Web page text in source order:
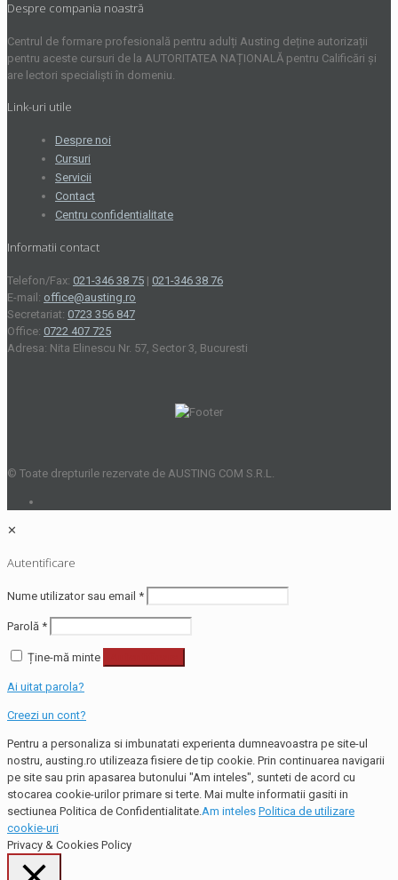
Despre compania noastră
Centrul de formare profesională pentru adulți Austing deține autorizații
pentru aceste cursuri de la AUTORITATEA NAȚIONALĂ pentru Calificări și
are lectori specialiști în domeniu.
Link-uri utile
Despre noi
Cursuri
Servicii
Contact
Centru confidentialitate
Informatii contact
Telefon/Fax: 021-346 38 75 | 021-346 38 76
E-mail: office@austing.ro
Secretariat: 0723 356 847
Office: 0722 407 725
Adresa: Nita Elinescu Nr. 57, Sector 3, Bucuresti
© Toate drepturile rezervate de AUSTING COM S.R.L.
✕
Autentificare
Nume utilizator sau email *
Parolă *
Ține-mă minte
Ai uitat parola?
Creezi un cont?
Pentru a personaliza si imbunatati experienta dumneavoastra pe site-ul
nostru, austing.ro utilizeaza fisiere de tip cookie. Prin continuarea navigarii
pe site sau prin apasarea butonului "Am inteles", sunteti de acord cu
stocarea cookie-urilor primare si terte. Mai multe informatii gasiti in
sectiunea Politica de Confidentialitate. Am inteles Politica de utilizare
cookie-uri
Privacy & Cookies Policy